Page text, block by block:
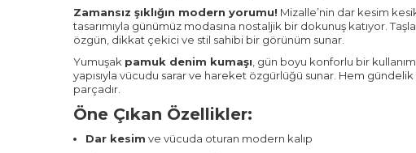
Zamansız şıklığın modern yorumu! Mizalle’nin dar kesim
tasarımıyla günümüz modasına nostaljik bir dokunuş katıyor.
özgün, dikkat çekici ve stil sahibi bir görünüm sunar.
Yumuşak pamuk denim kumaşı , gün boyu konforlu bir
yapısıyla vücudu sarar ve hareket özgürlüğü sunar. Hem
parçadır.
Öne Çıkan Özellikler:
Dar kesim ve vücuda oturan modern kalıp